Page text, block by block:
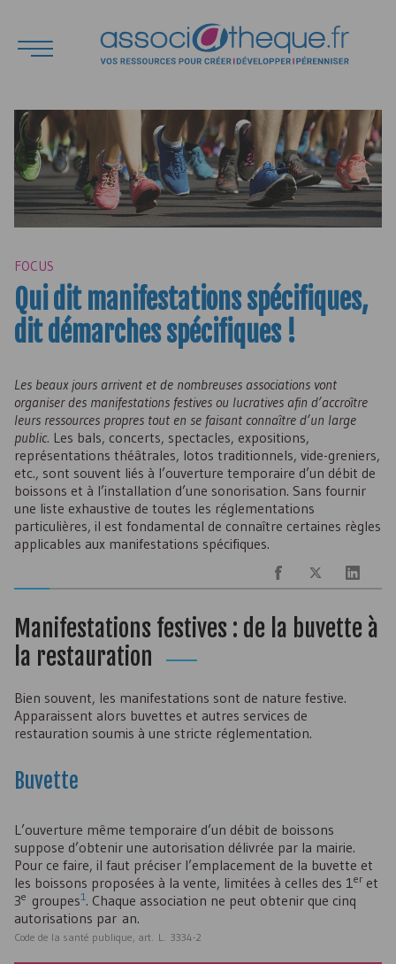
FOCUS
Qui dit manifestations spécifiques,
dit démarches spécifiques !
Les beaux jours arrivent et de nombreuses associations vont
organiser des manifestations festives ou lucratives afin d’accroître
leurs ressources propres tout en se faisant connaître d’un large
public. Les bals, concerts, spectacles, expositions,
représentations théâtrales, lotos traditionnels, vide-greniers,
etc., sont souvent liés à l’ouverture temporaire d’un débit de
boissons et à l’installation d’une sonorisation. Sans fournir
une liste exhaustive de toutes les réglementations
particulières, il est fondamental de connaître certaines règles
applicables aux manifestations spécifiques.
Manifestations festives : de la buvette à
la restauration
Bien souvent, les manifestations sont de nature festive.
Apparaissent alors buvettes et autres services de
restauration soumis à une stricte réglementation.
Buvette
L’ouverture même temporaire d’un débit de boissons
suppose d’obtenir une autorisation délivrée par la mairie.
Pour ce faire, il faut préciser l’emplacement de la buvette et
les boissons proposées à la vente, limitées à celles des 1er et
3e groupes1. Chaque association ne peut obtenir que cinq
autorisations par an.
Code de la santé publique, art. L. 3334-2